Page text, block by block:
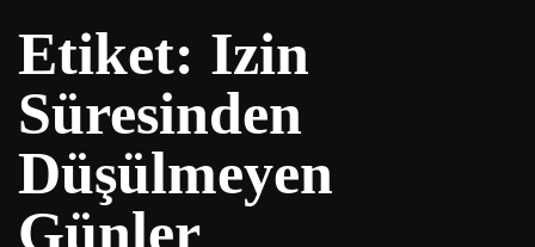
Etiket: Izin
Süresinden
Düşülmeyen
Günler